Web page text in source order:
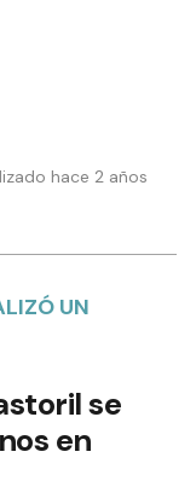
hace 2 años
UN
se
en